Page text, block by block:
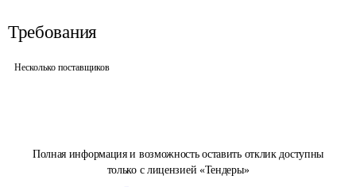
Полная информация и возможность оставить отклик доступны
только с лицензией «Тендеры»
Требования
Несколько поставщиков